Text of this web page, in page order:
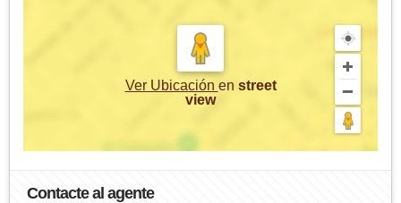
Ver Ubicación en street
view
Contacte al agente